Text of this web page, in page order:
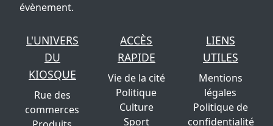
évènement.
L'UNIVERS
DU
KIOSQUE
Rue des
commerces
ACCÈS
RAPIDE
Vie de la cité
Politique
Culture
Sport
LIENS
UTILES
Mentions
légales
Politique de
confidentialité